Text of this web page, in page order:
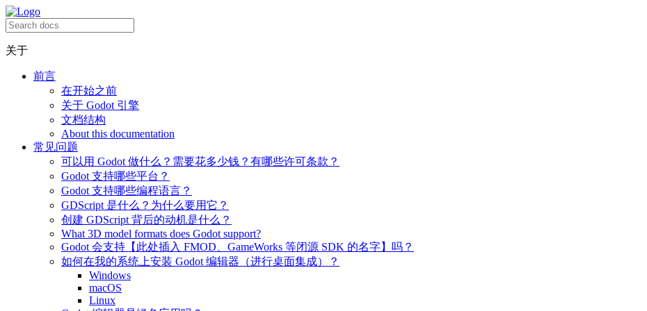
关于
前言
在开始之前
关于 Godot 引擎
文档结构
About this documentation
常见问题
可以用 Godot 做什么？需要花多少钱？有哪些许可条款？
Godot 支持哪些平台？
Godot 支持哪些编程语言？
GDScript 是什么？为什么要用它？
创建 GDScript 背后的动机是什么？
What 3D model formats does Godot support?
Godot 会支持【此处插入 FMOD、GameWorks 等闭源 SDK 的名字】吗？
如何在我的系统上安装 Godot 编辑器（进行桌面集成）？
Windows
macOS
Linux